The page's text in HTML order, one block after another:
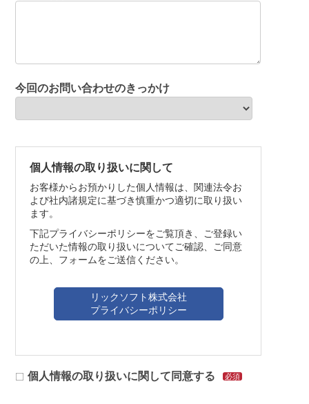
今回のお問い合わせのきっかけ
個人情報の取り扱いに関して
お客様からお預かりした個人情報は、関連法令お
よび社内諸規定に基づき慎重かつ適切に取り扱い
ます。
下記プライバシーポリシーをご覧頂き、ご登録い
ただいた情報の取り扱いについてご確認、ご同意
の上、フォームをご送信ください。
リックソフト株式会社
プライバシーポリシー
個人情報の取り扱いに関して同意する 必須